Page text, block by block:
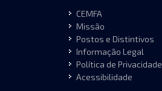
CEMFA
Missão
Postos e Distintivos
Informação Legal
Política de Privacidade
Acessibilidade